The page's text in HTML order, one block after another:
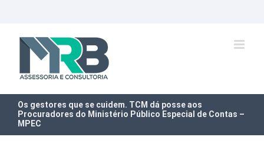
Os gestores que se cuidem. TCM dá posse aos
Procuradores do Ministério Público Especial de Contas –
MPEC